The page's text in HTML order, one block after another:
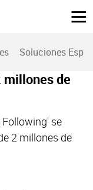
Soluciones
millones de
Following' se
2 millones de